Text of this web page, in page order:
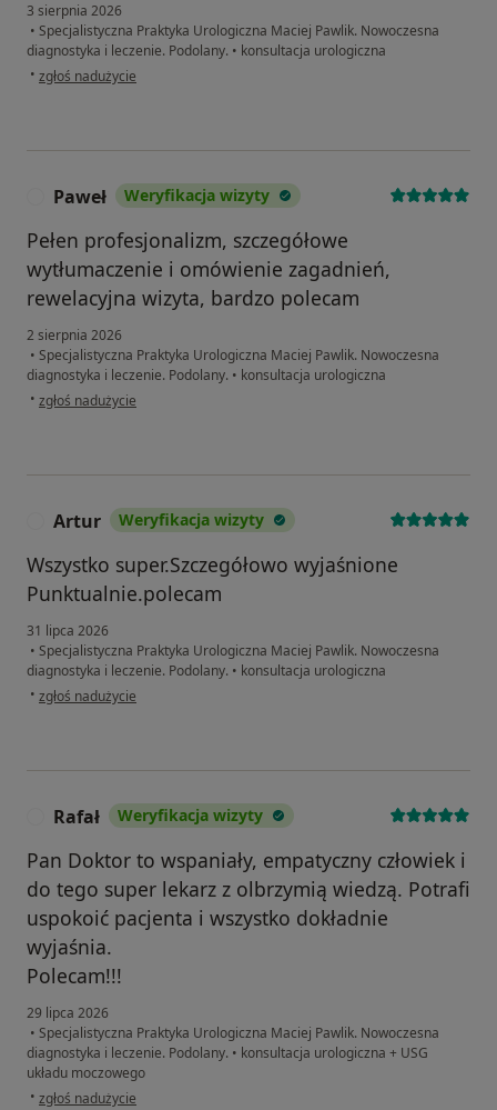
3 sierpnia 2026
• Specjalistyczna Praktyka Urologiczna Maciej Pawlik. Nowoczesna
diagnostyka i leczenie. Podolany. • konsultacja urologiczna
• w opinii użytkownika Beata
zgłoś nadużycie
Paweł Weryfikacja wizyty
Pełen profesjonalizm, szczegółowe
wytłumaczenie i omówienie zagadnień,
rewelacyjna wizyta, bardzo polecam
2 sierpnia 2026
• Specjalistyczna Praktyka Urologiczna Maciej Pawlik. Nowoczesna
diagnostyka i leczenie. Podolany. • konsultacja urologiczna
• w opinii użytkownika Paweł
zgłoś nadużycie
Artur Weryfikacja wizyty
Wszystko super.Szczegółowo wyjaśnione
Punktualnie.polecam
31 lipca 2026
• Specjalistyczna Praktyka Urologiczna Maciej Pawlik. Nowoczesna
diagnostyka i leczenie. Podolany. • konsultacja urologiczna
• w opinii użytkownika Artur
zgłoś nadużycie
Rafał Weryfikacja wizyty
Pan Doktor to wspaniały, empatyczny człowiek i
do tego super lekarz z olbrzymią wiedzą. Potrafi
uspokoić pacjenta i wszystko dokładnie
wyjaśnia.
Polecam!!!
29 lipca 2026
• Specjalistyczna Praktyka Urologiczna Maciej Pawlik. Nowoczesna
diagnostyka i leczenie. Podolany. • konsultacja urologiczna + USG
układu moczowego
• w opinii użytkownika Rafał
zgłoś nadużycie